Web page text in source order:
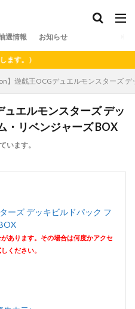
選情報 お知らせ
）
】遊戯王OCGデュエルモンスターズ
ュエルモンスターズ デッ
・リベンジャーズ BOX
います。
ーズ デッキビルドパック フ
あります。その場合は何度かアクセ
ください。